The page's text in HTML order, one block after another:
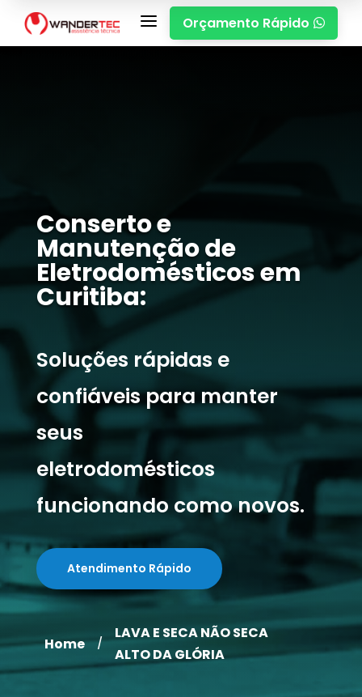
a Orçamento Rápido 
Conserto e
Manutenção de
Eletrodomésticos em
Curitiba:
Soluções rápidas e
confiáveis para manter
seus
eletrodomésticos
funcionando como novos.
Atendimento Rápido
Home /
LAVA E SECA NÃO SECA
ALTO DA GLÓRIA